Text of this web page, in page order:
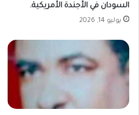
السودان في الأجندة الأمريكية.
يوليو 14, 2026